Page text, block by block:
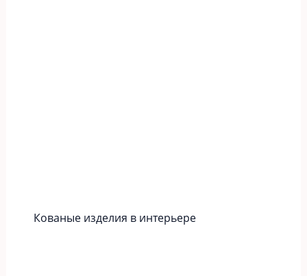
Кованые изделия в интерьере